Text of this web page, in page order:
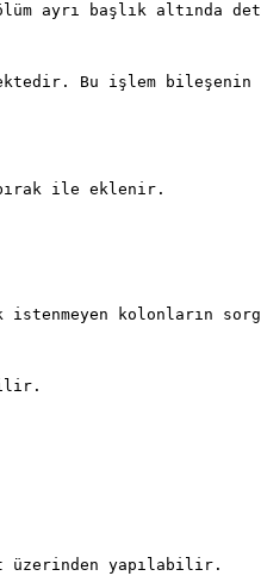
ayrı başlık altında
Bu işlem
bırak ile eklenir.
kolonların
üzerinden yapılabilir.